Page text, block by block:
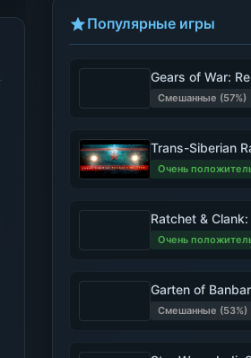
Популярные игры
Gears of War:
Смешанные (57%)
Trans-Siberian
Очень
Ratchet &
Очень
Garten of
Смешанные (53%)